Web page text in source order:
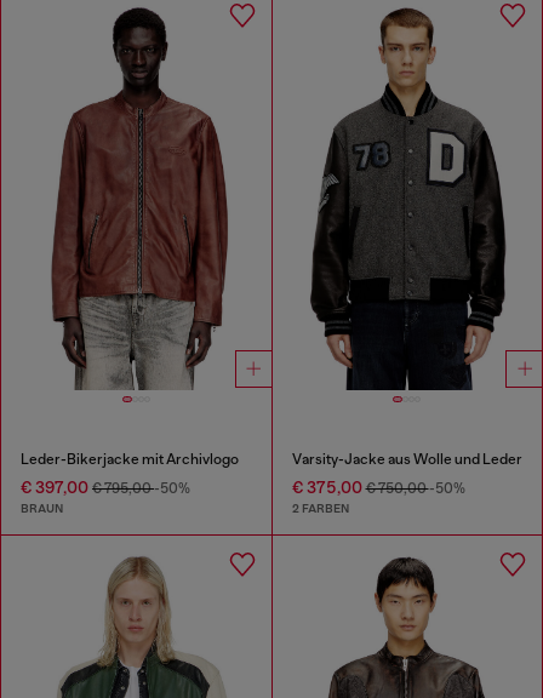
Leder-Bikerjacke mit Archivlogo
€ 397,00 € 795,00-50%
BRAUN
Varsity-Jacke aus Wolle und Leder
€ 375,00€ 750,00-50%
2 FARBEN